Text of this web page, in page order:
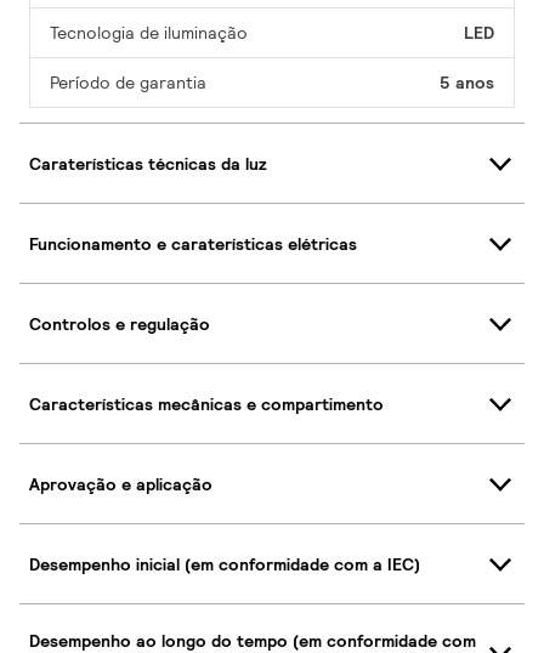
Tecnologia de iluminação LED
Período de garantia 5 anos
Caraterísticas técnicas da luz
Funcionamento e caraterísticas elétricas
Controlos e regulação
Características mecânicas e compartimento
Aprovação e aplicação
Desempenho inicial (em conformidade com a IEC)
Desempenho ao longo do tempo (em conformidade com